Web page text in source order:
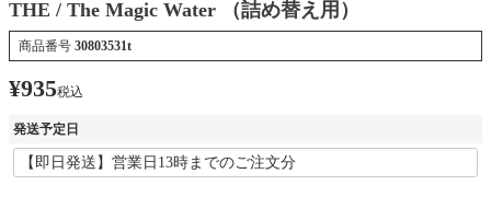
THE / The Magic Water （詰め替え用）
商品番号 30803531t
¥935税込
発送予定日